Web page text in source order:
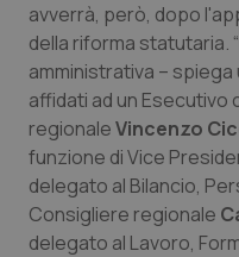
Calabria
Campania
Emilia-Romagna
Friuli Venezia
Asma & BPCO
Car-T
Colesterolo &
Dermatite
avverrà, però, dopo
della riforma statutaria.
amministrativa –
affidati ad un
regionaleVincenzo
funzione di Vice
delegato al Bilancio,
Consigliere regionale
delegato al Lavoro,